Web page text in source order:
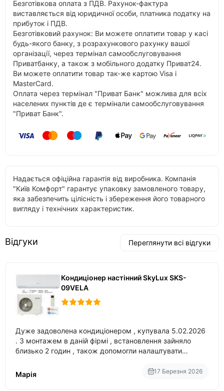
Безготівкова оплата з ПДВ. Рахунок-фактура
виставляється від юридичної особи, платника податку на
прибуток і ПДВ.
Безготівковий рахунок: Ви можете оплатити товар у касі
будь-якого банку, з розрахункового рахунку вашої
організації, через термінал самообслуговування
Приватбанку, а також з мобільного додатку Приват24.
Ви можете оплатити товар так-же картою Visa і
MasterCard.
Оплата через термінал "Приват Банк" можлива для всіх
населених пунктів де є термінали самообслуговування
"Приват Банк".
Надається офіційна гарантія від виробника. Компанія
"Київ Комфорт" гарантує упаковку замовленого товару,
яка забезпечить цілісність і збереження його товарного
вигляду і технічних характеристик.
Відгуки Переглянути всі відгуки
Кондиціонер настінний SkyLux SKS-
09VELA
Дуже задоволена кондиціонером , купувала 5.02.2026
. З монтажем в даній фірмі , встановлення зайняло
близько 2 годин , також допомогли налаштувати
Марія
17 Березня 2026